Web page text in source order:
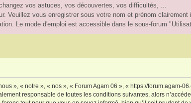
vos astuces, vos découvertes, vos difficultés, ...
Veuillez vous enregistrer sous votre nom et prénom clairement
Le mode d'emploi est accessible dans le sous-forum
», « notre », « nos », « Forum Agam 06 », « https://forum.agam-
responsable de toutes les conditions suivantes, alors